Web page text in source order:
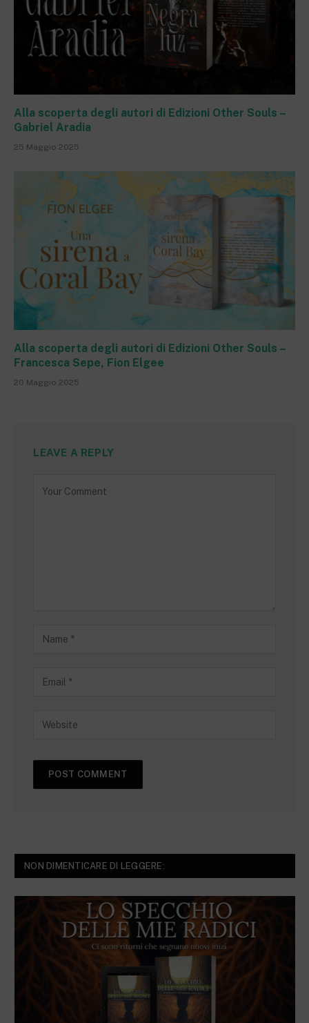
Alla scoperta degli autori di Edizioni Other Souls –
Gabriel Aradia
25 Maggio 2025
Alla scoperta degli autori di Edizioni Other Souls –
Francesca Sepe, Fion Elgee
20 Maggio 2025
LEAVE A REPLY
NON DIMENTICARE DI LEGGERE: